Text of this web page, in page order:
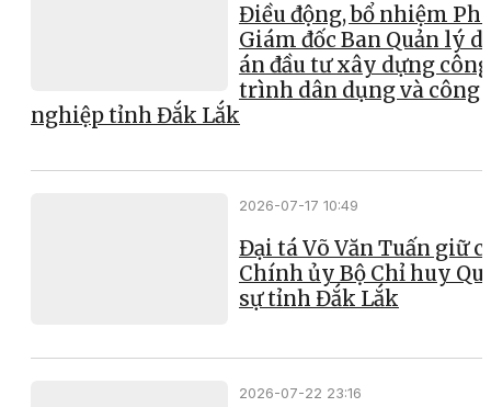
Điều động, bổ nhiệm
Giám đốc Ban Quản lý
án đầu tư xây dựng công
trình dân dụng và công
nghiệp tỉnh Đắk Lắk
2026-07-17 10:49
Đại tá Võ Văn Tuấn giữ
Chính ủy Bộ Chỉ huy
sự tỉnh Đắk Lắk
2026-07-22 23:16